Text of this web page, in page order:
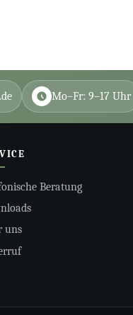
Mo–Fr: 9–17 Uhr
Beratung
uns